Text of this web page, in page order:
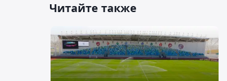
Читайте также